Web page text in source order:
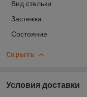
Вид стельки
Застежка
Состояние
Скрыть
Условия доставки